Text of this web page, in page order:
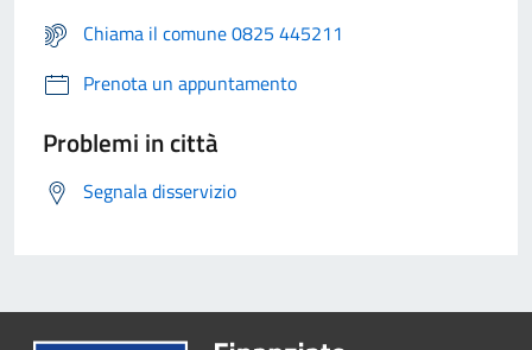
Chiama il comune 0825 445211
Prenota un appuntamento
Problemi in città
Segnala disservizio